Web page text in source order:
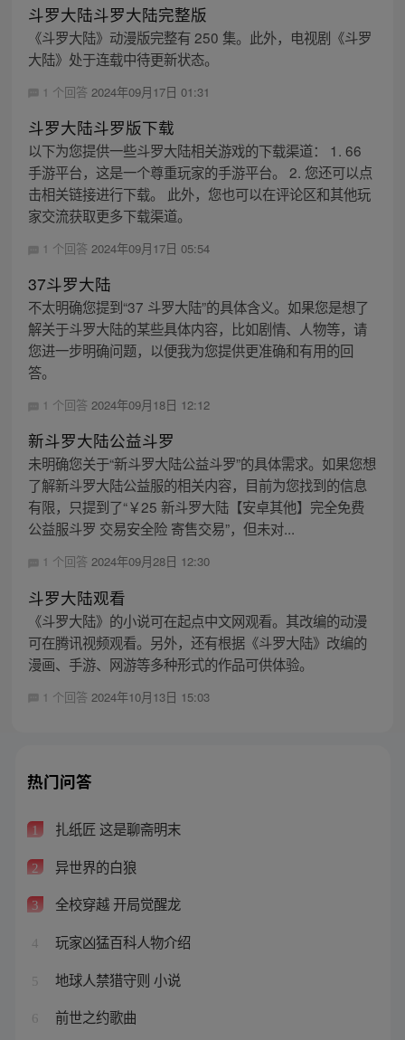
斗罗大陆斗罗大陆完整版
《斗罗大陆》动漫版完整有 250 集。此外，电视剧《斗罗
大陆》处于连载中待更新状态。
1 个回答 2024年09月17日 01:31
斗罗大陆斗罗版下载
以下为您提供一些斗罗大陆相关游戏的下载渠道： 1. 66
手游平台，这是一个尊重玩家的手游平台。 2. 您还可以点
击相关链接进行下载。 此外，您也可以在评论区和其他玩
家交流获取更多下载渠道。
1 个回答 2024年09月17日 05:54
37斗罗大陆
不太明确您提到“37 斗罗大陆”的具体含义。如果您是想了
解关于斗罗大陆的某些具体内容，比如剧情、人物等，请
您进一步明确问题，以便我为您提供更准确和有用的回
答。
1 个回答 2024年09月18日 12:12
新斗罗大陆公益斗罗
未明确您关于“新斗罗大陆公益斗罗”的具体需求。如果您想
了解新斗罗大陆公益服的相关内容，目前为您找到的信息
有限，只提到了“￥25 新斗罗大陆【安卓其他】完全免费
公益服斗罗 交易安全险 寄售交易”，但未对...
1 个回答 2024年09月28日 12:30
斗罗大陆观看
《斗罗大陆》的小说可在起点中文网观看。其改编的动漫
可在腾讯视频观看。另外，还有根据《斗罗大陆》改编的
漫画、手游、网游等多种形式的作品可供体验。
1 个回答 2024年10月13日 15:03
热门问答
1 扎纸匠 这是聊斋明末
2 异世界的白狼
3 全校穿越 开局觉醒龙
4 玩家凶猛百科人物介绍
5 地球人禁猎守则 小说
6 前世之约歌曲